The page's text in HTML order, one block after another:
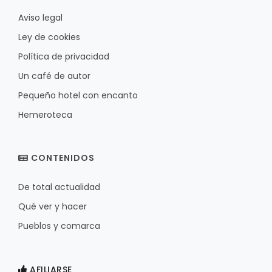
Aviso legal
Ley de cookies
Política de privacidad
Un café de autor
Pequeño hotel con encanto
Hemeroteca
CONTENIDOS
De total actualidad
Qué ver y hacer
Pueblos y comarca
AFILIARSE